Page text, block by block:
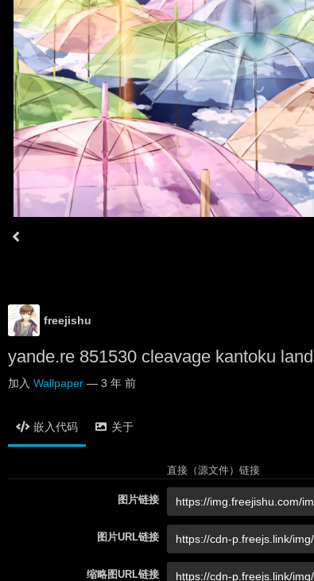
freejishu
yande.re 851530 cleavage kantoku
加入 Wallpaper — 3 年 前
嵌入代码 关于
直接（源文件）链接
图片链接
图片URL链接
缩略图URL链接